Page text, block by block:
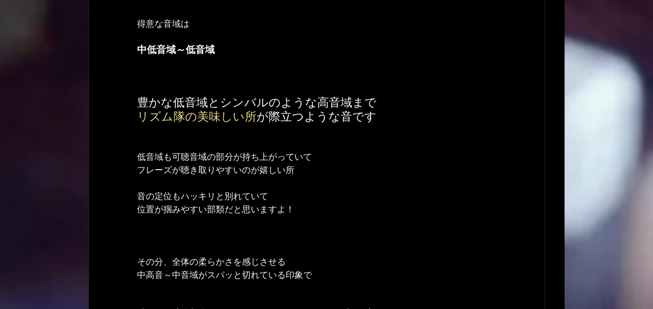
得意な音域は
中低音域～低音域
豊かな低音域とシンバルのような高音域まで
リズム隊の美味しい所が際立つような音です
低音域も可聴音域の部分が持ち上がっていて
フレーズが聴き取りやすいのが嬉しい所
音の定位もハッキリと別れていて
位置が掴みやすい部類だと思いますよ！
その分、全体の柔らかさを感じさせる
中高音～中音域がスパッと切れている印象で